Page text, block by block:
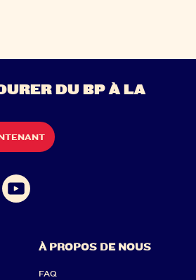
DU BP À LA
À PROPOS DE NOUS
FAQ